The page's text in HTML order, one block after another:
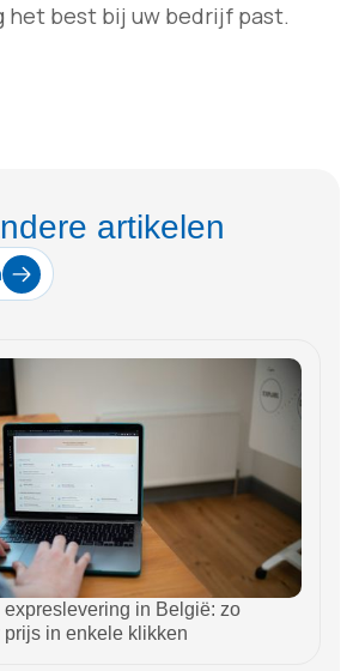
het best bij uw bedrijf past.
artikelen
expreslevering in België: zo
prijs in enkele klikken